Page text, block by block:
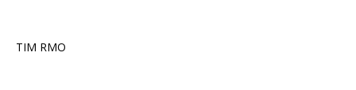
TIM RMO